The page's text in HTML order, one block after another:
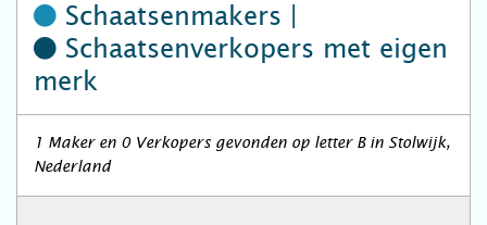
Schaatsenmakers |
Schaatsenverkopers met eigen
merk
1 Maker en 0 Verkopers gevonden op letter B in Stolwijk,
Nederland